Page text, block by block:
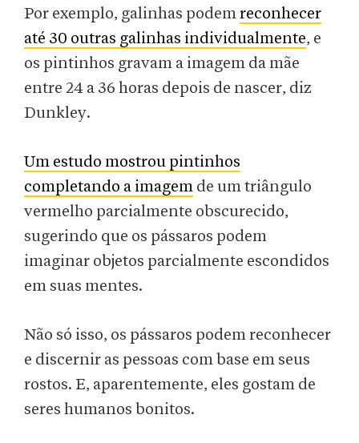
Por exemplo, galinhas podemreconhecer
até 30 outras galinhas individualmente, e
os pintinhos gravam a imagem da mãe
entre 24 a 36 horas depois de nascer, diz
Dunkley.
Um estudo mostrou pintinhos
completando a imagem de um triângulo
vermelho parcialmente obscurecido,
sugerindo que os pássaros podem
imaginar objetos parcialmente escondidos
em suas mentes.
Não só isso, os pássaros podem reconhecer
e discernir as pessoas com base em seus
rostos. E, aparentemente, eles gostam de
seres humanos bonitos.